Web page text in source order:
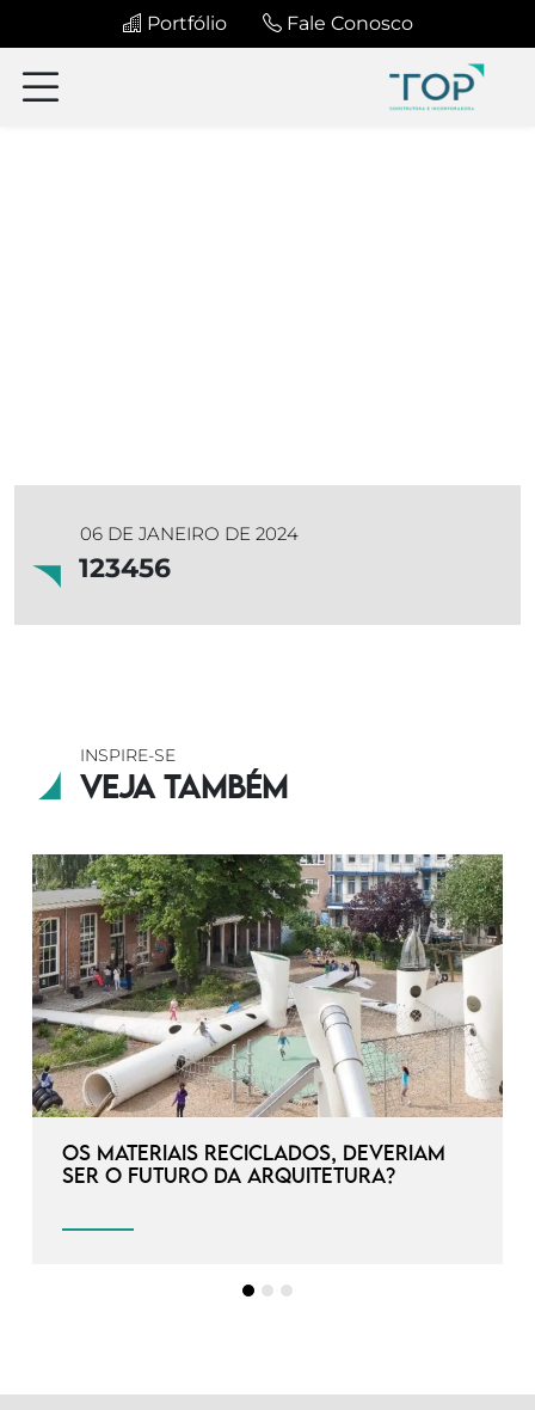
Portfólio Fale Conosco
06 DE JANEIRO DE 2024
123456
INSPIRE-SE
Veja também
Os materiais reciclados, deveriam
ser o futuro da arquitetura?